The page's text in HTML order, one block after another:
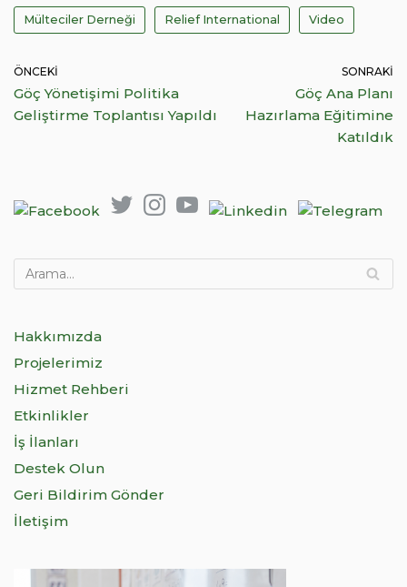
Mülteciler Derneği Relief International Video
ÖNCEKI
Göç Yönetişimi Politika
Geliştirme Toplantısı Yapıldı
SONRAKI
Göç Ana Planı
Hazırlama Eğitimine
Katıldık
Hakkımızda
Projelerimiz
Hizmet Rehberi
Etkinlikler
İş İlanları
Destek Olun
Geri Bildirim Gönder
İletişim